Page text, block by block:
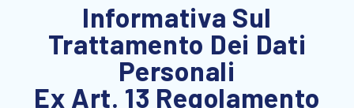
Informativa Sul
Trattamento Dei Dati
Personali
Ex Art. 13 Regolamento